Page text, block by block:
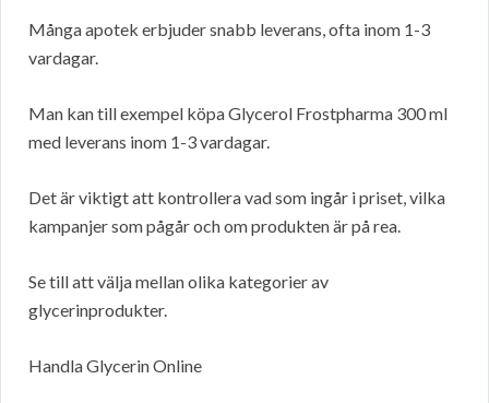
Många apotek erbjuder snabb leverans, ofta inom 1-3
vardagar.
Man kan till exempel köpa Glycerol Frostpharma 300 ml
med leverans inom 1-3 vardagar.
Det är viktigt att kontrollera vad som ingår i priset, vilka
kampanjer som pågår och om produkten är på rea.
Se till att välja mellan olika kategorier av
glycerinprodukter.
Handla Glycerin Online